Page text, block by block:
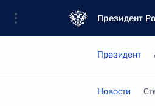
Президент
Президент
Новости